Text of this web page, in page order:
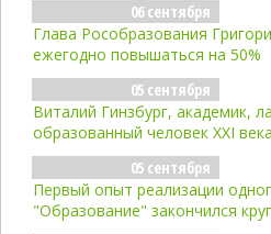
06 сентября
Глава Рособразования
ежегодно повышаться на 50%
05 сентября
Виталий Гинзбург, академик,
образованный человек XXI века
05 сентября
Первый опыт реализации
"Образование" закончился